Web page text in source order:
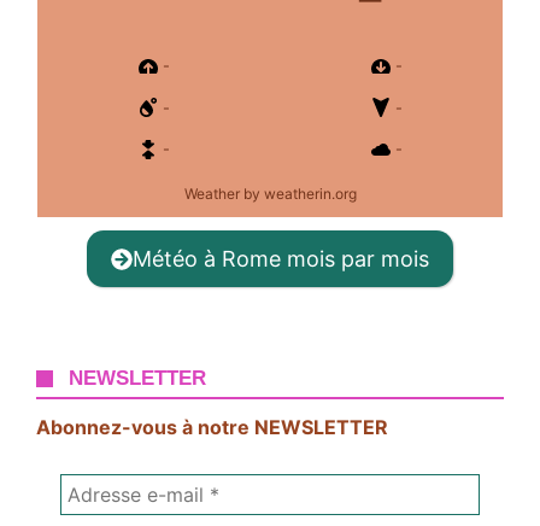
- -
- -
- -
Weatherby weatherin.org
Météo à Rome mois par mois
NEWSLETTER
Abonnez-vous à notre NEWSLETTER